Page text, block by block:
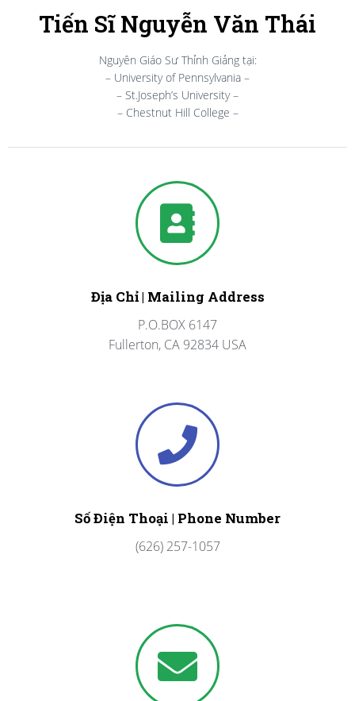
Tiến Sĩ Nguyễn Văn Thái
Nguyên Giáo Sư Thỉnh Giảng tại:
– University of Pennsylvania –
– St.Joseph’s University –
– Chestnut Hill College –
Địa Chỉ | Mailing Address
P.O.BOX 6147
Fullerton, CA 92834 USA
Số Điện Thoại | Phone Number
(626) 257-1057